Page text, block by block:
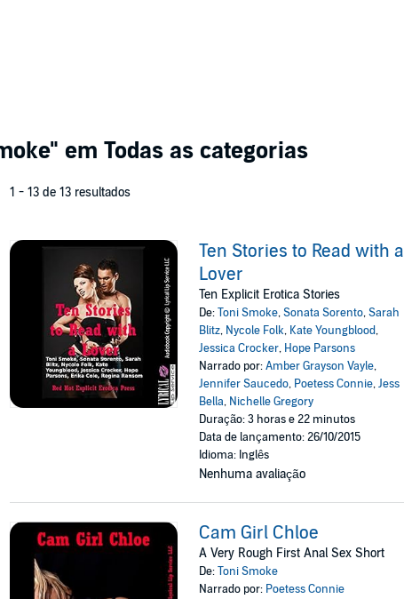
em Todas as categorias
1 - 13 de 13 resultados
Ten Stories to Read with a
Lover
Ten Explicit Erotica Stories
De:Toni Smoke,Sonata Sorento,Sarah
Blitz, Nycole Folk, Kate Youngblood,
Jessica Crocker, Hope Parsons
Narrado por:Amber Grayson Vayle,
Jennifer Saucedo, Poetess Connie,Jess
Bella, Nichelle Gregory
Duração: 3 horas e 22 minutos
Data de lançamento: 26/10/2015
Idioma: Inglês
Nenhuma avaliação
Cam Girl Chloe
A Very Rough First Anal Sex Short
De:Toni Smoke
Narrado por: Poetess Connie